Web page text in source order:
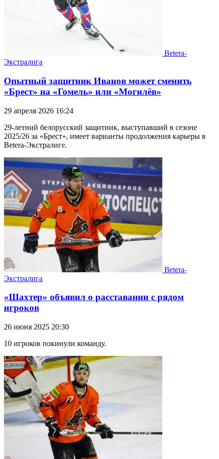
Betera-
Экстралига
Опытный защитник Иванов может сменить
«Брест» на «Гомель» или «Могилёв»
29 апреля 2026 16:24
29-летний белорусский защитник, выступавший в сезоне
2025/26 за «Брест», имеет варианты продолжения карьеры в
Betera-Экстралиге.
Betera-
Экстралига
«Шахтер» объявил о расставании с рядом
игроков
26 июня 2025 20:30
10 игроков покинули команду.